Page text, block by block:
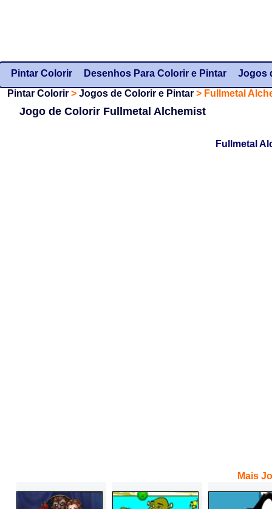
Pintar Colorir Desenhos Para Colorir e Pintar
Jogos
Pintar Colorir > Jogos de Colorir e Pintar > Fullmetal
Jogo de Colorir Fullmetal Alchemist
Fullmetal
Mais